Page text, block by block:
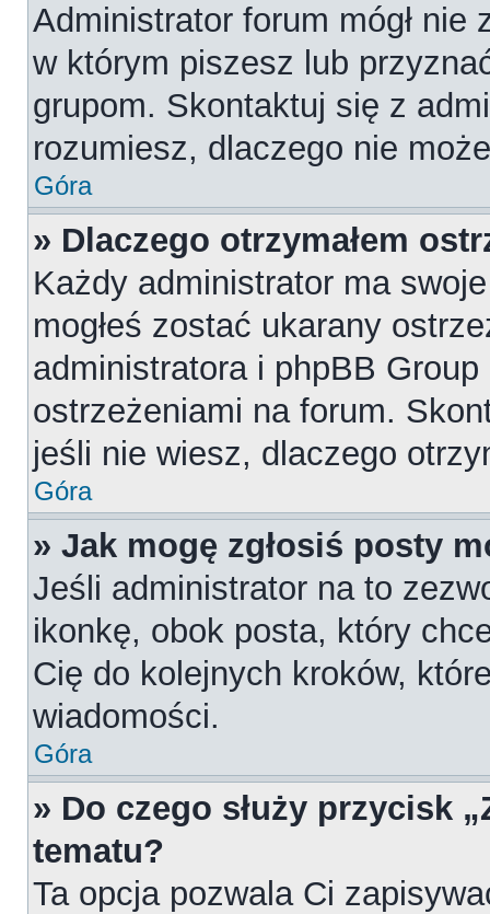
Administrator forum mógł nie
w którym piszesz lub
grupom. Skontaktuj się z
rozumiesz, dlaczego nie
Góra
» Dlaczego otrzymałem
Każdy administrator ma
mogłeś zostać ukarany
administratora i phpBB
ostrzeżeniami na forum.
jeśli nie wiesz, dlaczego
Góra
» Jak mogę zgłosiś posty
Jeśli administrator na to
ikonkę, obok posta, który
Cię do kolejnych kroków,
wiadomości.
Góra
» Do czego służy przycisk
tematu?
Ta opcja pozwala Ci